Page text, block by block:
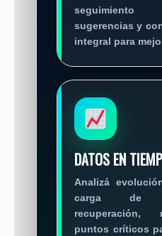
sugerencias y
integral para
DATOS EN
Analizá
carga de
recuperación,
puntos críticos